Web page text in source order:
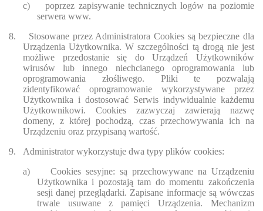
c)
poprzez zapisywanie technicznych logów na poziomie
serwera www.
8.
Stosowane przez Administratora Cookies są bezpieczne dla
Urządzenia Użytkownika. W szczególności tą drogą nie jest
możliwe przedostanie się do Urządzeń Użytkowników
wirusów lub innego niechcianego oprogramowania lub
oprogramowania złośliwego. Pliki te pozwalają
zidentyfikować oprogramowanie wykorzystywane przez
Użytkownika i dostosować Serwis indywidualnie każdemu
Użytkownikowi. Cookies zazwyczaj zawierają nazwę
domeny, z której pochodzą, czas przechowywania ich na
Urządzeniu oraz przypisaną wartość.
9.
Administrator wykorzystuje dwa typy plików cookies:
a)
Cookies sesyjne: są przechowywane na Urządzeniu
Użytkownika i pozostają tam do momentu zakończenia
sesji danej przeglądarki. Zapisane informacje są wówczas
trwale usuwane z pamięci Urządzenia. Mechanizm